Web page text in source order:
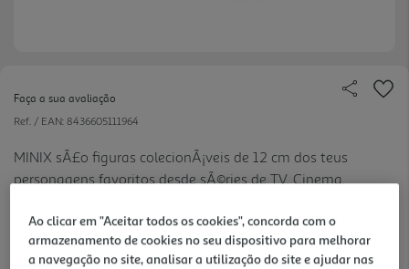
Faça a sua avaliação
Ref. / EAN: 8436605111964
MINIX sÃ£o figuras colecionÃ¡veis de 12 cm dos teus
personagens favoritos desde sÃ©ries de TV, Cinema,
14.99 €/un
Ao clicar em "Aceitar todos os cookies", concorda com o
armazenamento de cookies no seu dispositivo para melhorar
a navegação no site, analisar a utilização do site e ajudar nas